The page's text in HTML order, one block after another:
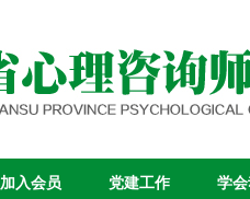
加入会员 党建工作 学